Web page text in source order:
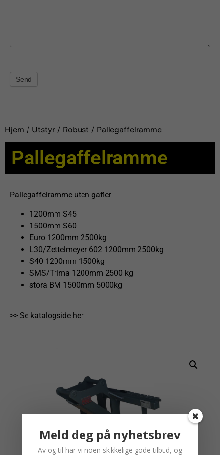
Send
Hjem / Utstyr / Robust / Pallegaffelramme
Pallegaffelramme
Pallegaffelramme uten gafler
1200mm S45
1500mm S60
Euro 1200mm 2500kg
L30/Zettelmeyer 602 1200mm 2500kg
S40 1200mm 1500kg
SMS/Trima 1200mm 2500 kg
stora BM 1500mm 5000kg
>> Se katalogside her
Meld deg på nyhetsbrev
Av og til har vi noen skikkelige gode tilbud, og